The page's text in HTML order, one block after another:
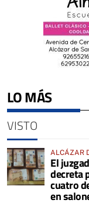
LO MÁS
VISTO
ALCÁZAR
El
decreta
cuatro
en